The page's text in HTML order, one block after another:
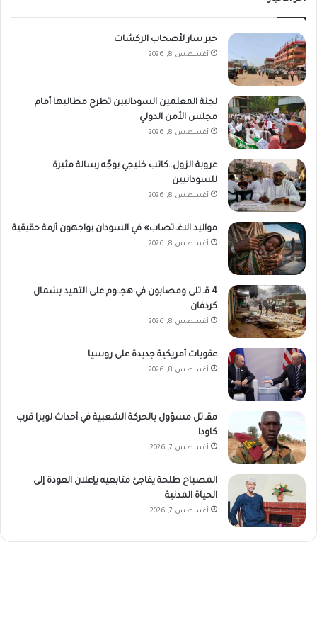
خبر سار لأصحاب الركشات
أغسطس 8, 2026
لجنة المعلمين السودانيين تطرح مطالبها أمام
مجلس الأمن الدولي
أغسطس 8, 2026
عروبة الزول..كاتب خليجي يوجّه رسالة مثيرة
للسودانيين
أغسطس 8, 2026
مواليد الاغـ.تصاب» في السودان يواجهون أزمة حقيقية
أغسطس 8, 2026
4 قـ.تلى ومصابون في هجـ.وم على التميد بشمال
كردفان
أغسطس 8, 2026
عقوبات أمريكية جديدة على روسيا
أغسطس 8, 2026
مقـ.تل مسؤول بالحركة الشعبية في أحداث لويرا قرب
كاودا
أغسطس 7, 2026
المصباح طلحة يفاجئ متابعيه بإعلان العودة إلى
الحياة المدنية
أغسطس 7, 2026